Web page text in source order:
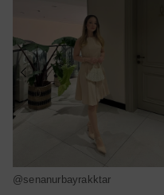
@senanurbayrakktar